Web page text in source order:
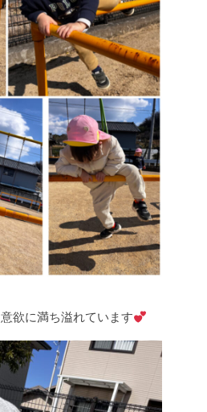
欲に満ち溢れています